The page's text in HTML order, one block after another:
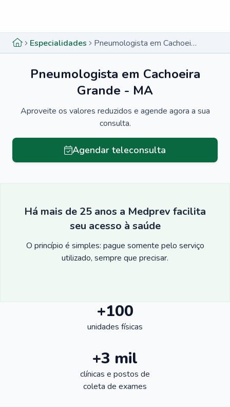
Especialidades Pneumologista em Cachoeira Grande - MA
Pneumologista em Cachoeira
Grande - MA
Aproveite os valores reduzidos e agende agora a sua
consulta.
Agendar teleconsulta
Há mais de 25 anos a Medprev facilita
seu acesso à saúde
O princípio é simples: pague somente pelo serviço
utilizado, sempre que precisar.
+100
unidades físicas
+3 mil
clínicas e postos de
coleta de exames